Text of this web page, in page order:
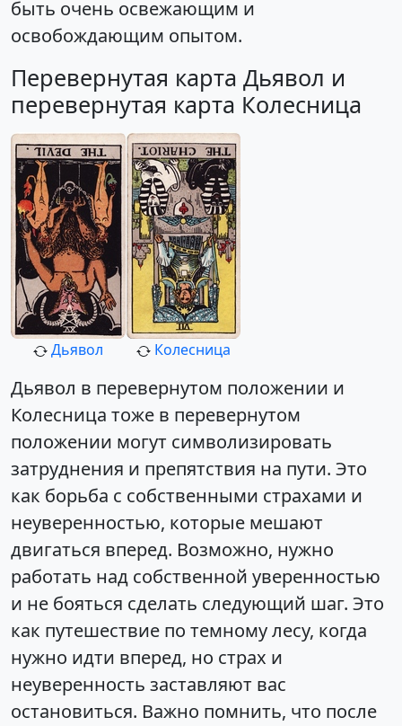
быть очень освежающим и
освобождающим опытом.
Перевернутая карта Дьявол и
перевернутая карта Колесница
Дьявол Колесница
Дьявол в перевернутом положении и
Колесница тоже в перевернутом
положении могут символизировать
затруднения и препятствия на пути. Это
как борьба с собственными страхами и
неуверенностью, которые мешают
двигаться вперед. Возможно, нужно
работать над собственной уверенностью
и не бояться сделать следующий шаг. Это
как путешествие по темному лесу, когда
нужно идти вперед, но страх и
неуверенность заставляют вас
остановиться. Важно помнить, что после